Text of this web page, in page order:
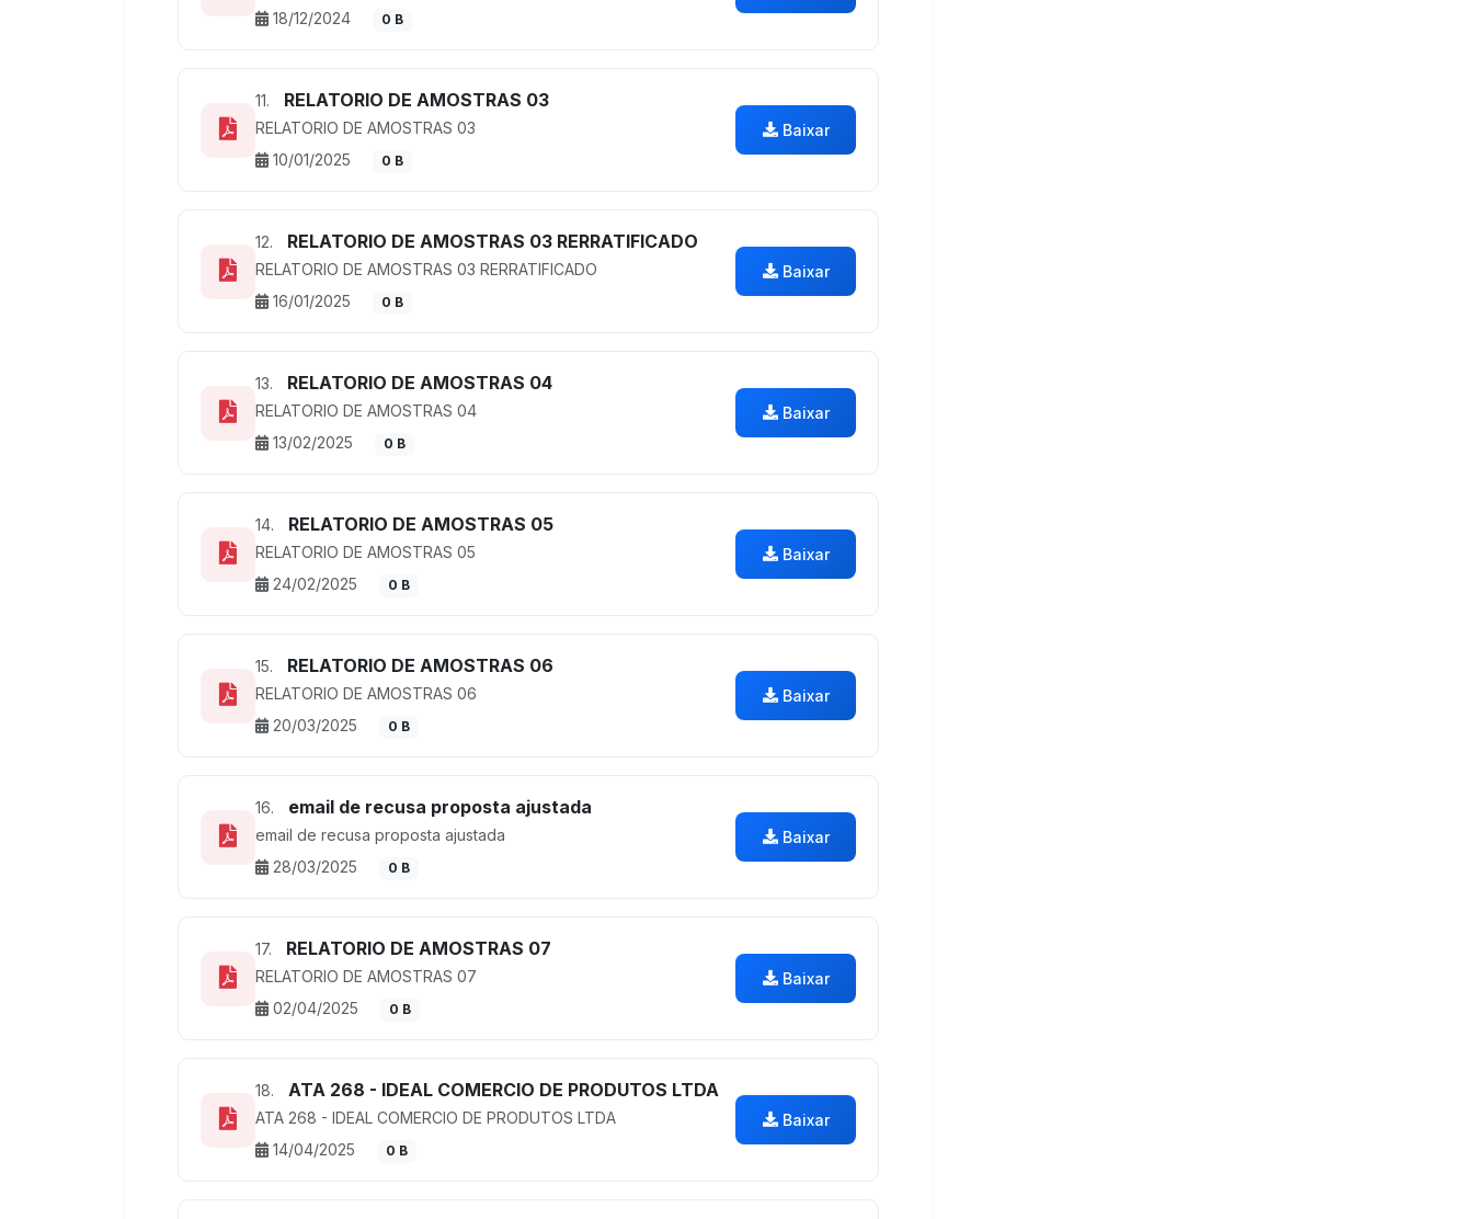
18/12/2024
0 B
11. RELATORIO DE AMOSTRAS 03
RELATORIO DE AMOSTRAS 03
10/01/2025
0 B
Baixar
12. RELATORIO DE AMOSTRAS 03 RERRATIFICADO
RELATORIO DE AMOSTRAS 03 RERRATIFICADO
16/01/2025
0 B
Baixar
13. RELATORIO DE AMOSTRAS 04
RELATORIO DE AMOSTRAS 04
13/02/2025
0 B
Baixar
14. RELATORIO DE AMOSTRAS 05
RELATORIO DE AMOSTRAS 05
24/02/2025
0 B
Baixar
15. RELATORIO DE AMOSTRAS 06
RELATORIO DE AMOSTRAS 06
20/03/2025
0 B
Baixar
16. email de recusa proposta ajustada
email de recusa proposta ajustada
28/03/2025
0 B
Baixar
17. RELATORIO DE AMOSTRAS 07
RELATORIO DE AMOSTRAS 07
02/04/2025
0 B
Baixar
18. ATA 268 - IDEAL COMERCIO DE PRODUTOS LTDA
ATA 268 - IDEAL COMERCIO DE PRODUTOS LTDA
14/04/2025
0 B
Baixar